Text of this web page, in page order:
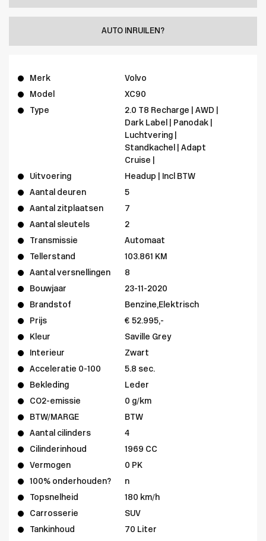
AUTO INRUILEN?
Merk
Volvo
Model
XC90
Type
2.0 T8 Recharge | AWD |
Dark Label | Panodak |
Luchtvering |
Standkachel | Adapt
Cruise |
Uitvoering
Headup | Incl BTW
Aantal deuren
5
Aantal zitplaatsen
7
Aantal sleutels
2
Transmissie
Automaat
Tellerstand
103.861 KM
Aantal versnellingen
8
Bouwjaar
23-11-2020
Brandstof
Benzine,Elektrisch
Prijs
€ 52.995,-
Kleur
Saville Grey
Interieur
Zwart
Acceleratie 0-100
5.8 sec.
Bekleding
Leder
CO2-emissie
0 g/km
BTW/MARGE
BTW
Aantal cilinders
4
Cilinderinhoud
1969 CC
Vermogen
0 PK
100% onderhouden?
n
Topsnelheid
180 km/h
Carrosserie
SUV
Tankinhoud
70 Liter